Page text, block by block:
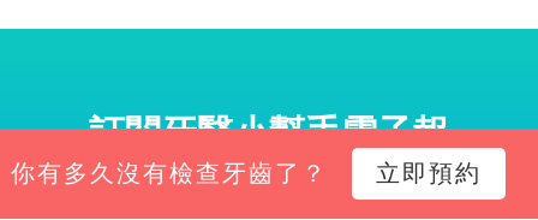
訂閱牙醫小幫手電子報
小幫手電子報，掌握診所經營新知、平台功能更新與專屬
你有多久沒有檢查牙齒了？ 立即預約